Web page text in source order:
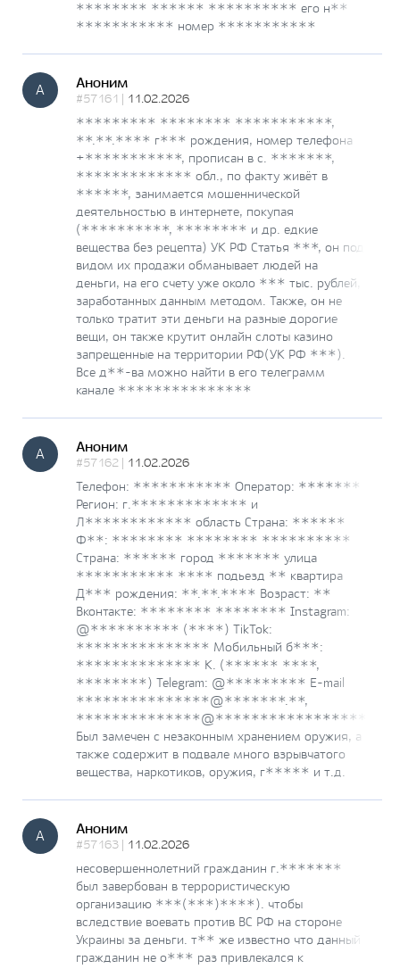
******** ****** ********** его н**
*********** номер ***********
А Аноним
#57161 | 11.02.2026
********* ******** ***********,
**.**.**** г*** рождения, номер телефона
+***********, прописан в с. *******,
************* обл., по факту живёт в
******, занимается мошеннической
деятельностью в интернете, покупая
(**********, ******** и др. едкие
вещества без рецепта) УК РФ Статья ***, он под
видом их продажи обманывает людей на
деньги, на его счету уже около *** тыс. рублей,
заработанных данным методом. Также, он не
только тратит эти деньги на разные дорогие
вещи, он также крутит онлайн слоты казино
запрещенные на территории РФ(УК РФ ***).
Все д**-ва можно найти в его телеграмм
канале ***************
А Аноним
#57162 | 11.02.2026
Телефон: *********** Оператор: *******
Регион: г.************* и
Л************ область Страна: ******
Ф**: ******** ******** **********
Страна: ****** город ******* улица
*********** **** подьезд ** квартира
Д*** рождения: **.**.**** Возраст: **
Вконтакте: ******** ******** Instagram:
@********** (****) TikTok:
*************** Мобильный б***:
************** К. (****** ****,
********) Telegram: @********* E-mail
***************@*******.**,
**************@*****************
Был замечен с незаконным хранением оружия, а
также содержит в подвале много взрывчатого
вещества, наркотиков, оружия, г***** и т.д.
А Аноним
#57163 | 11.02.2026
несовершеннолетний гражданин г.*******
был завербован в террористическую
организацию ***(***)****). чтобы
вследствие воевать против ВС РФ на стороне
Украины за деньги. т** же известно что данный
гражданин не о*** раз привлекался к